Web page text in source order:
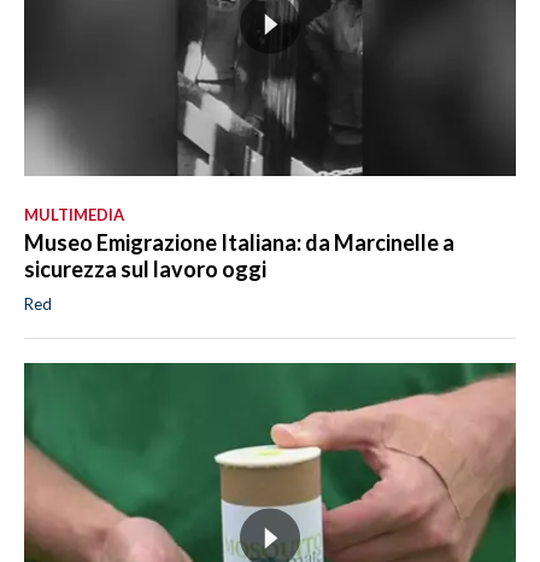
MULTIMEDIA
Museo Emigrazione Italiana: da Marcinelle a
sicurezza sul lavoro oggi
Red